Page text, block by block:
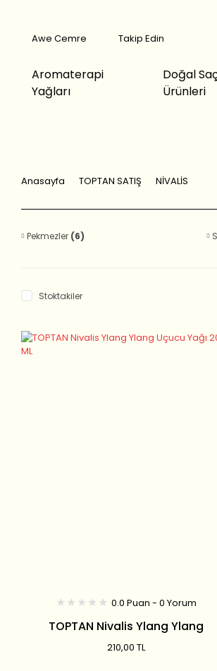
Awe Cemre Takip Edin
Aromaterapi
Yağları
Doğal
Ürünleri
Anasayfa TOPTAN SATIŞ NİVALİS
Pekmezler (6)
Stoktakiler
0.0 Puan - 0 Yorum
TOPTAN Nivalis Ylang Ylang
Uçucu Yağı 20 ML
210,00 TL